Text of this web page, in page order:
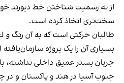
از به رسمیت شناختن خط دیورند
سخت‌تری اتخاذ کرده است.
طالبان حرکتی است که به آن رنگ و
بسیاری آن را یک پروژه
جریان بستر عمیق داخلی نداشته،
جنوب آسیا در هند و پاکستان و